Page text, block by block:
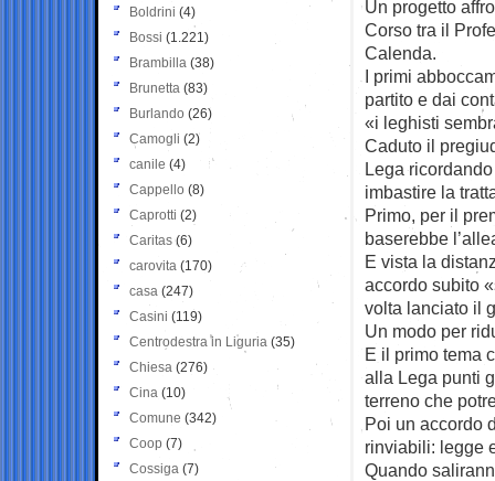
Un progetto
Corso tra il
Calenda.
I primi
partito e dai
«i leghisti
Caduto il
Lega
imbastire la
Primo, per il
baserebbe
E vista la
accordo subito
volta lanciato il
Un modo per
E il primo tema
alla Lega punti
terreno che
Poi un accordo
rinviabili: legge
Quando
Boldrini (4)
Bossi (1.221)
Brambilla (38)
Brunetta (83)
Burlando (26)
Camogli (2)
canile (4)
Cappello (8)
Caprotti (2)
Caritas (6)
carovita (170)
casa (247)
Casini (119)
Centrodestra in Liguria (35)
Chiesa (276)
Cina (10)
Comune (342)
Coop (7)
Cossiga (7)